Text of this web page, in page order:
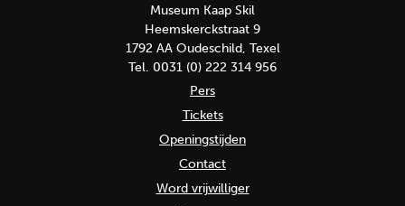
Museum Kaap Skil
Heemskerckstraat 9
1792 AA Oudeschild, Texel
Tel. 0031 (0) 222 314 956
Pers
Tickets
Openingstijden
Contact
Word vrijwilliger